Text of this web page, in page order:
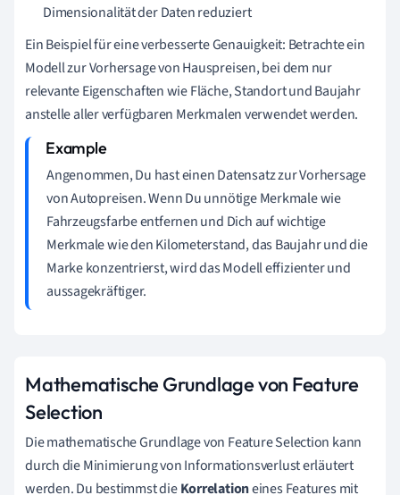
Dimensionalität der Daten reduziert
Ein Beispiel für eine verbesserte Genauigkeit: Betrachte ein
Modell zur Vorhersage von Hauspreisen, bei dem nur
relevante Eigenschaften wie Fläche, Standort und Baujahr
anstelle aller verfügbaren Merkmalen verwendet werden.
Angenommen, Du hast einen Datensatz zur Vorhersage
von Autopreisen. Wenn Du unnötige Merkmale wie
Fahrzeugsfarbe entfernen und Dich auf wichtige
Merkmale wie den Kilometerstand, das Baujahr und die
Marke konzentrierst, wird das Modell effizienter und
aussagekräftiger.
Mathematische Grundlage von Feature
Selection
Die mathematische Grundlage von Feature Selection kann
durch die Minimierung von Informationsverlust erläutert
werden. Du bestimmst dieKorrelationeines Features mit